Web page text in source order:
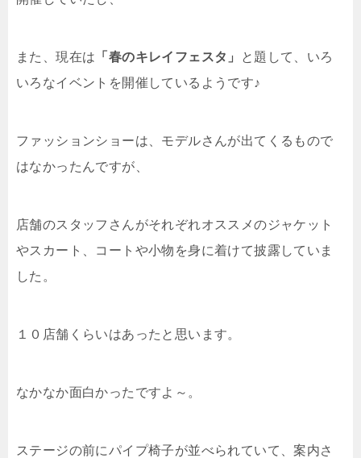
また、現在は 「春のキレイフェスタ」
と題して、いろ
いろなイベントを開催しているようです♪
ファッションショーは、モデルさんが出てくるもので
はなかったんですが、
店舗のスタッフさんがそれぞれオススメのジャケット
やスカート、コートや小物を身に着けて披露していま
した。
１０店舗くらいはあったと思います。
なかなか面白かったですよ～。
ステージの前にパイプ椅子が並べられていて、案内さ